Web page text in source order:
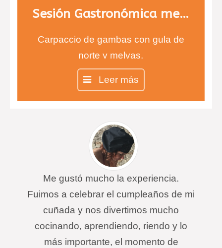
Sesión Gastronómica menú 1
Carpaccio de gambas con gula de
norte y melvas.
Entrecot con salsa de queso
infusionada con tomillo y risotto de
ceps.
Chesse cake en copa
Leer más
Me gustó mucho la experiencia.
Fuimos a celebrar el cumpleaños de mi
cuñada y nos divertimos mucho
cocinando, aprendiendo, riendo y lo
más importante, el momento de